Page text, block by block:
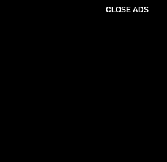
CLOSE ADS